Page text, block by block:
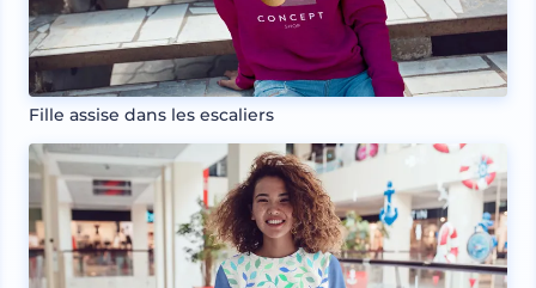
Fille assise dans les escaliers